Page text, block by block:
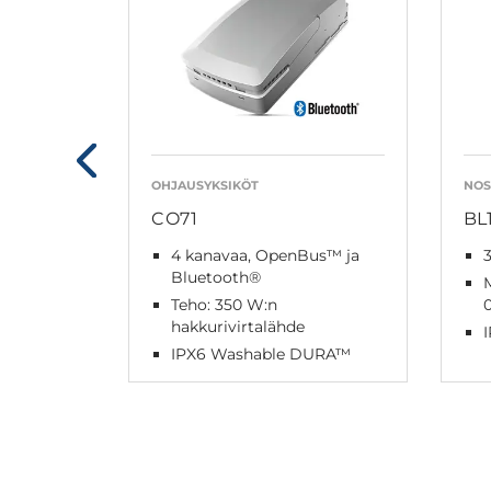
OHJAUSYKSIKÖT
CO71
4 kanavaa, OpenBus™ ja
Bluetooth®
Teho: 350 W:n
hakkurivirtalähde
IPX6 Washable DURA™